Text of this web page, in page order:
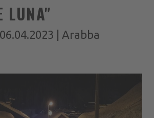
LUNA"
| Arabba